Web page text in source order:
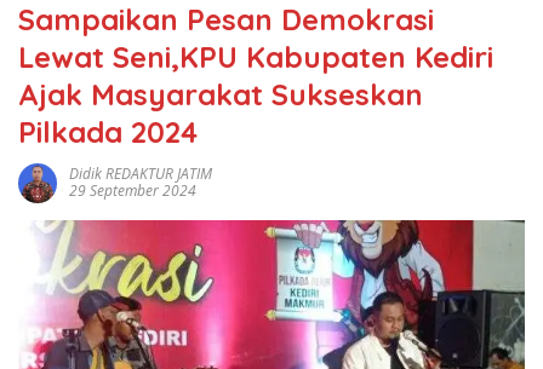
Sampaikan Pesan Demokrasi
Lewat Seni,KPU Kabupaten Kediri
Ajak Masyarakat Sukseskan
Pilkada 2024
Didik REDAKTUR JATIM
29 September 2024